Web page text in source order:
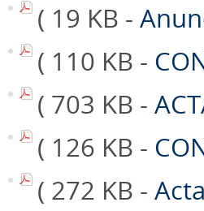
( 19 KB -
( 110 KB -
( 703 KB -
( 126 KB -
( 272 KB -